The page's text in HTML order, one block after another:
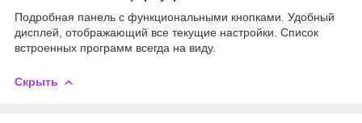
Подробная панель с функциональными кнопками. Удобный
дисплей, отображающий все текущие настройки. Список
встроенных программ всегда на виду.
Скрыть